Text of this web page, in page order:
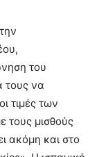
του
τους να
τιμές των
τους μισθούς
ακόμη και στο